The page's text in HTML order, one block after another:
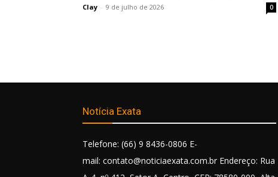
Clay - 9 de julho de 2026 0
Notícia Exata
Telefone: (66) 9 8436-0806 E-
mail: contato@noticiaexata.com.br Endereço: Rua